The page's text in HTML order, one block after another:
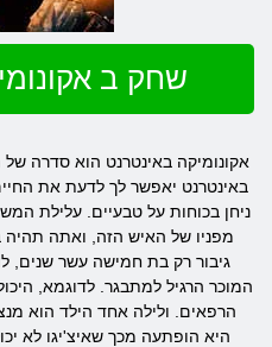
שחק ב
אקונומיקה באינטרנט הוא סדרה
ניחן בכוחות על טבעיים. עלילת
גיבור רק בת חמישה עשר שנים,
המוכר הרגיל למתבגר. לדוגמא,
הרפאים. ולילה אחד הילד הוא